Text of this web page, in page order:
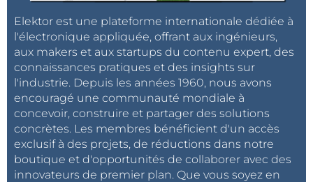
Elektor est une plateforme internationale dédiée à
l'électronique appliquée, offrant aux ingénieurs,
aux makers et aux startups du contenu expert, des
connaissances pratiques et des insights sur
l'industrie. Depuis les années 1960, nous avons
encouragé une communauté mondiale à
concevoir, construire et partager des solutions
concrètes. Les membres bénéficient d'un accès
exclusif à des projets, de réductions dans notre
boutique et d'opportunités de collaborer avec des
innovateurs de premier plan. Que vous soyez en